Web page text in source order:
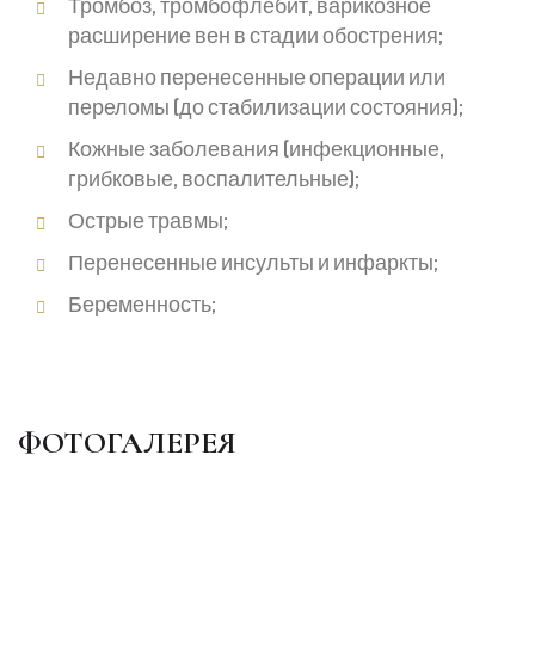
Тромбоз, тромбофлебит, варикозное
расширение вен в стадии обострения;
Недавно перенесенные операции или
переломы (до стабилизации состояния);
Кожные заболевания (инфекционные,
грибковые, воспалительные);
Острые травмы;
Перенесенные инсульты и инфаркты;
Беременность;
ФОТОГАЛЕРЕЯ